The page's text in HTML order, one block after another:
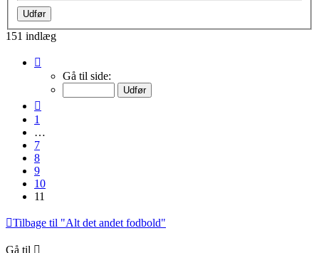
151 indlæg
Gå til side:
1
…
7
8
9
10
11
Tilbage til "Alt det andet fodbold"
Gå til